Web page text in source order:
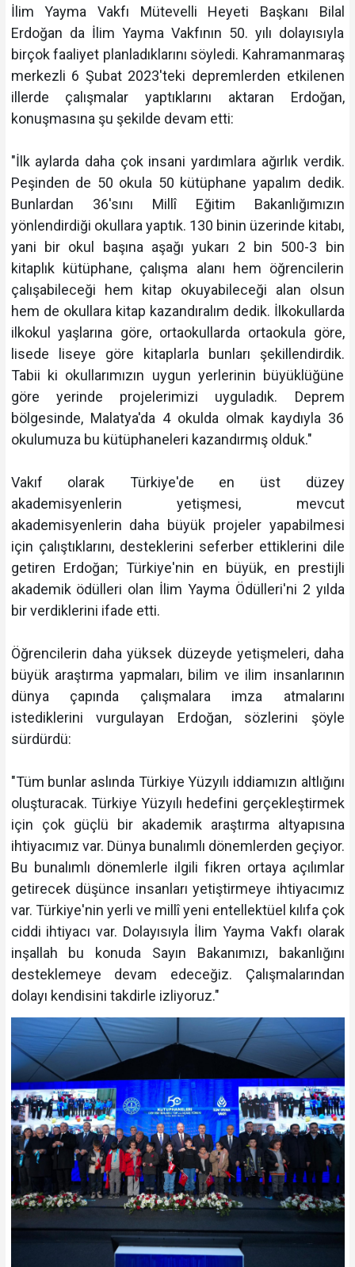
İlim Yayma Vakfı Mütevelli Heyeti Başkanı Bilal
Erdoğan da İlim Yayma Vakfının 50. yılı dolayısıyla
birçok faaliyet planladıklarını söyledi. Kahramanmaraş
merkezli 6 Şubat 2023'teki depremlerden etkilenen
illerde çalışmalar yaptıklarını aktaran Erdoğan,
konuşmasına şu şekilde devam etti:
"İlk aylarda daha çok insani yardımlara ağırlık verdik.
Peşinden de 50 okula 50 kütüphane yapalım dedik.
Bunlardan 36'sını Millî Eğitim Bakanlığımızın
yönlendirdiği okullara yaptık. 130 binin üzerinde kitabı,
yani bir okul başına aşağı yukarı 2 bin 500-3 bin
kitaplık kütüphane, çalışma alanı hem öğrencilerin
çalışabileceği hem kitap okuyabileceği alan olsun
hem de okullara kitap kazandıralım dedik. İlkokullarda
ilkokul yaşlarına göre, ortaokullarda ortaokula göre,
lisede liseye göre kitaplarla bunları şekillendirdik.
Tabii ki okullarımızın uygun yerlerinin büyüklüğüne
göre yerinde projelerimizi uyguladık. Deprem
bölgesinde, Malatya'da 4 okulda olmak kaydıyla 36
okulumuza bu kütüphaneleri kazandırmış olduk."
Vakıf olarak Türkiye'de en üst düzey
akademisyenlerin yetişmesi, mevcut
akademisyenlerin daha büyük projeler yapabilmesi
için çalıştıklarını, desteklerini seferber ettiklerini dile
getiren Erdoğan; Türkiye'nin en büyük, en prestijli
akademik ödülleri olan İlim Yayma Ödülleri'ni 2 yılda
bir verdiklerini ifade etti.
Öğrencilerin daha yüksek düzeyde yetişmeleri, daha
büyük araştırma yapmaları, bilim ve ilim insanlarının
dünya çapında çalışmalara imza atmalarını
istediklerini vurgulayan Erdoğan, sözlerini şöyle
sürdürdü:
"Tüm bunlar aslında Türkiye Yüzyılı iddiamızın altlığını
oluşturacak. Türkiye Yüzyılı hedefini gerçekleştirmek
için çok güçlü bir akademik araştırma altyapısına
ihtiyacımız var. Dünya bunalımlı dönemlerden geçiyor.
Bu bunalımlı dönemlerle ilgili fikren ortaya açılımlar
getirecek düşünce insanları yetiştirmeye ihtiyacımız
var. Türkiye'nin yerli ve millî yeni entellektüel kılıfa çok
ciddi ihtiyacı var. Dolayısıyla İlim Yayma Vakfı olarak
inşallah bu konuda Sayın Bakanımızı, bakanlığını
desteklemeye devam edeceğiz. Çalışmalarından
dolayı kendisini takdirle izliyoruz."